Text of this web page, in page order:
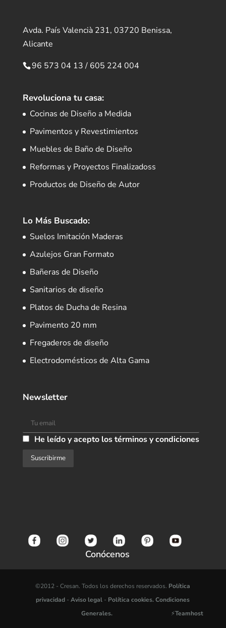
Avda. País Valencià 231, 03720 Benissa,
Alicante
96 573 04 13/ 605 224 004
Revoluciona tu casa:
Cocinas de Diseño a Medida
Pavimentos y Revestimientos
Muebles de Baño de Diseño
Reformas y Proyectos Finalizadoss
Productos de Diseño de Autor
Lo Más Buscado:
Suelos Imitación Maderas
Azulejos Gran Formato
Bañeras de Diseño
Sanitarios de diseño
Platos de Ducha de Resina
Pavimento 20 mm
Fregaderos de diseño
Electrodomésticos de Alta Gama
Newsletter
He leído y acepto los términos y condiciones
Conócenos
©2012 -Cresan. Todos los derechos reservados. Política
privacidad -Aviso legal - Política cookies.Condiciones
Generales.
⚡Teamhost